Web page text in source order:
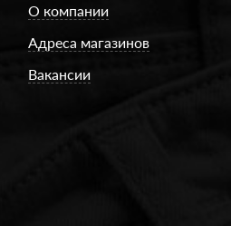
О компании
Адреса магазинов
Вакансии